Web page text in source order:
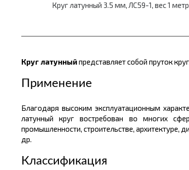
Круг латунный 3.5 мм, ЛС59-1, вес 1
Круг латунныйпредставляет собой пруток
Применение
Благодаря высоким эксплуатационным
латунный круг востребован во многих
промышленности, строительстве, архитектуре,
др.
Классификация